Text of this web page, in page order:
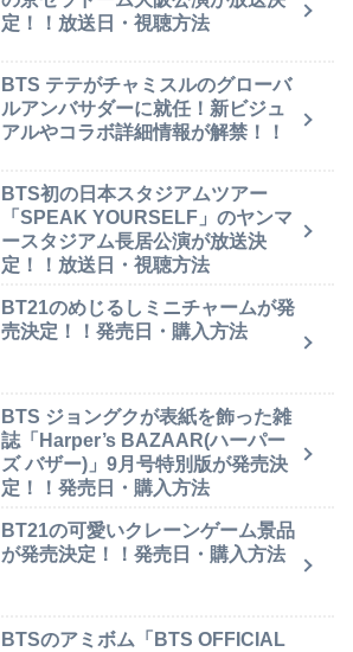
定！！放送日・視聴方法
BTS テテがチャミスルのグローバ
ルアンバサダーに就任！新ビジュ
アルやコラボ詳細情報が解禁！！
BTS初の日本スタジアムツアー
「SPEAK YOURSELF」のヤンマ
ースタジアム長居公演が放送決
定！！放送日・視聴方法
BT21のめじるしミニチャームが発
売決定！！発売日・購入方法
BTS ジョングクが表紙を飾った雑
誌「Harper’s BAZAAR(ハーパー
ズ バザー)」9月号特別版が発売決
定！！発売日・購入方法
BT21の可愛いクレーンゲーム景品
が発売決定！！発売日・購入方法
BTSのアミボム「BTS OFFICIAL